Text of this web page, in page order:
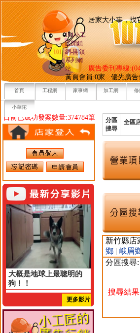
101小工
匠開鎖
網-開鎖
系列網
站
居家大小事
廣告委刊專線
黃頁會員:0家 優先廣
首頁 工程網 家事網 加工網 修
小華陀
目前已成功發案數量:374784筆
大概是地球上最聰明的
狗！！
更多影片
分區
搜尋
全區
新竹縣店
鄉 | 峨眉
分區搜尋
搜尋結